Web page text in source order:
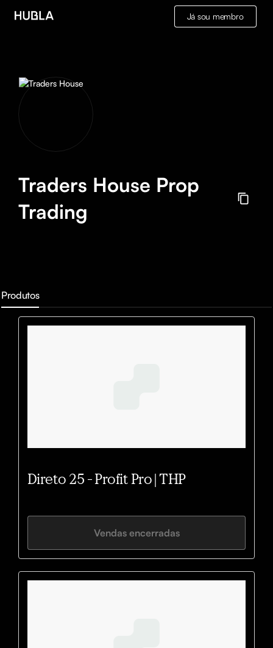
Já sou membro
Traders House Prop
Trading
Produtos
Direto 25 - Profit Pro | THP
Vendas encerradas